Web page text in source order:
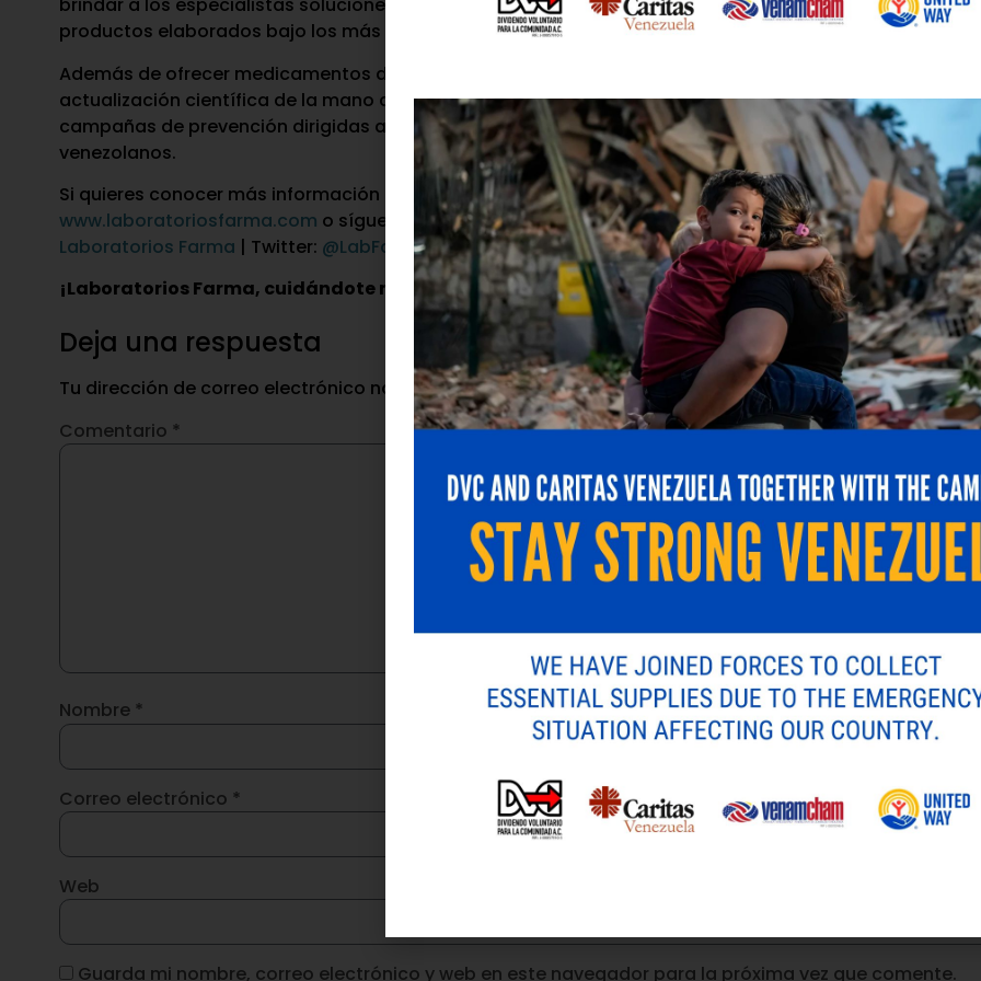
brindar a los especialistas soluciones terapéuticas de excelencia y a los pacientes la tranquilidad de
productos elaborados bajo los más altos estándares de calidad para el cuidado de su corazón.
Además de ofrecer medicamentos de primera línea en el área cardiometabólica, Laboratorios Farma
actualización científica de la mano con las principales sociedades médicas del país. Esta labor, junto
campañas de prevención dirigidas a los pacientes, refleja su compromiso integral con la salud de los
venezolanos.
Si quieres conocer más información de actividades y novedades del laboratorio ingresa a su página
www.laboratoriosfarma.com o síguelos por sus redes sociales: Instagram: @Laboratoriosfarma|
Laboratorios Farma | Twitter: @LabFarma_ve| LinkedIn:Laboratorios Farma| YouTube:Laboratorios
¡Laboratorios Farma, cuidándote muy de cerca!
Deja una respuesta
Tu dirección de correo electrónico no será publicada.Los campos obligatorios están marcados con*
Comentario *
Nombre *
Correo electrónico *
Web
Guarda mi nombre, correo electrónico y web en este navegador para la próxima vez que comente.